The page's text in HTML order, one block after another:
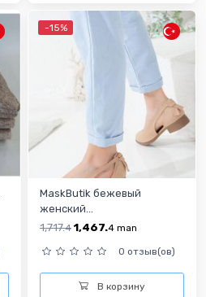
-15%
MaskButik бежевый
женский...
1,717.4 1,467.4 man
0 отзыв(ов)
В корзину